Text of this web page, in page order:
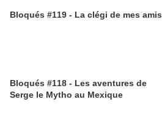
Bloqués #119 - La clégi de mes amis
Bloqués #118 - Les aventures de
Serge le Mytho au Mexique